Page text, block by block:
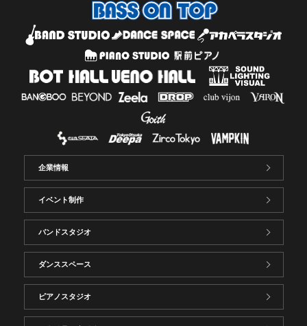
企業情報
イベント制作
バンドスタジオ
ダンススペース
ピアノスタジオ